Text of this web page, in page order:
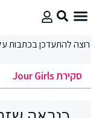
רוצה להתעדכן בכתבות על
סקירת Jour Girls